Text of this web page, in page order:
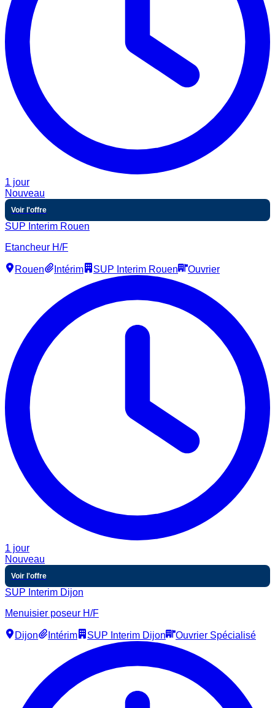
1 jour
Nouveau
Voir l'offre
SUP Interim Rouen
Etancheur H/F
Rouen Intérim SUP Interim Rouen Ouvrier
1 jour
Nouveau
Voir l'offre
SUP Interim Dijon
Menuisier poseur H/F
Dijon Intérim SUP Interim Dijon Ouvrier Spécialisé